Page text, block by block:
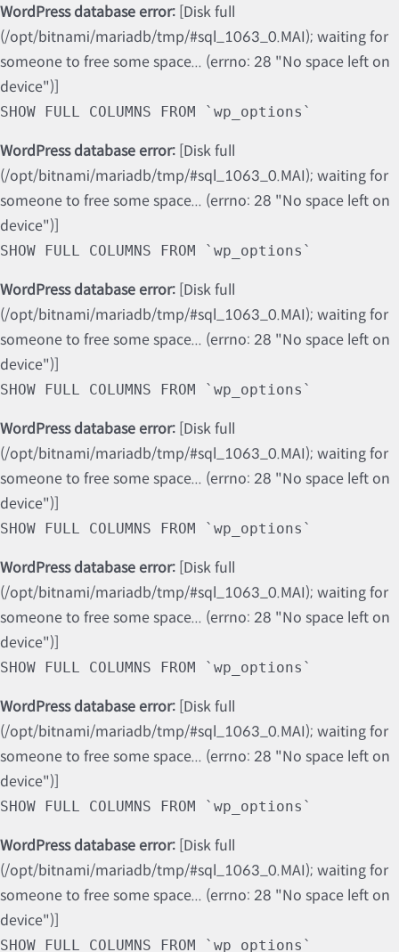
WordPress database error: [Disk full
(/opt/bitnami/mariadb/tmp/#sql_1063_0.MAI); waiting for
someone to free some space... (errno: 28 "No space left on
device")]
SHOW FULL COLUMNS FROM `wp_options`
WordPress database error: [Disk full
(/opt/bitnami/mariadb/tmp/#sql_1063_0.MAI); waiting for
someone to free some space... (errno: 28 "No space left on
device")]
SHOW FULL COLUMNS FROM `wp_options`
WordPress database error: [Disk full
(/opt/bitnami/mariadb/tmp/#sql_1063_0.MAI); waiting for
someone to free some space... (errno: 28 "No space left on
device")]
SHOW FULL COLUMNS FROM `wp_options`
WordPress database error: [Disk full
(/opt/bitnami/mariadb/tmp/#sql_1063_0.MAI); waiting for
someone to free some space... (errno: 28 "No space left on
device")]
SHOW FULL COLUMNS FROM `wp_options`
WordPress database error: [Disk full
(/opt/bitnami/mariadb/tmp/#sql_1063_0.MAI); waiting for
someone to free some space... (errno: 28 "No space left on
device")]
SHOW FULL COLUMNS FROM `wp_options`
WordPress database error: [Disk full
(/opt/bitnami/mariadb/tmp/#sql_1063_0.MAI); waiting for
someone to free some space... (errno: 28 "No space left on
device")]
SHOW FULL COLUMNS FROM `wp_options`
WordPress database error: [Disk full
(/opt/bitnami/mariadb/tmp/#sql_1063_0.MAI); waiting for
someone to free some space... (errno: 28 "No space left on
device")]
SHOW FULL COLUMNS FROM `wp_options`